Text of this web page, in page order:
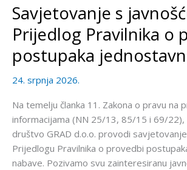
Savjetovanje s
Prijedlog Pravilnika o
postupaka
24. srpnja 2026.
Na temelju članka 11. Zakona o pravu na
informacijama (NN 25/13, 85/15 i 69/22),
društvo GRAD d.o.o. provodi
Prijedlogu Pravilnika o provedbi
nabave. Pozivamo svu zainteresiranu
Savjetovanje
s
javnošću
–
Prijedlog
Pravilnika
provedbi
postupaka
jednostavne
nabave